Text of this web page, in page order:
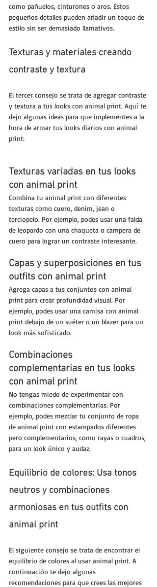
como pañuelos, cinturones o aros. Estos
pequeños detalles pueden añadir un toque de
estilo sin ser demasiado llamativos.
Texturas y materiales creando
contraste y textura
El tercer consejo se trata de agregar contraste
y textura a tus looks con animal print. Aquí te
dejo algunas ideas para que implementes a la
hora de armar tus looks diarios con animal
print:
Texturas variadas en tus looks
con animal print
Combina tu animal print con diferentes
texturas como cuero, denim, jean o
terciopelo. Por ejemplo, podes usar una falda
de leopardo con una chaqueta o campera de
cuero para lograr un contraste interesante.
Capas y superposiciones en tus
outfits con animal print
Agrega capas a tus conjuntos con animal
print para crear profundidad visual. Por
ejemplo, podes usar una camisa con animal
print debajo de un suéter o un blazer para un
look más sofisticado.
Combinaciones
complementarias en tus looks
con animal print
No tengas miedo de experimentar con
combinaciones complementarias. Por
ejemplo, podes mezclar tu conjunto de ropa
de animal print con estampados diferentes
pero complementarios, como rayas o cuadros,
para un look único y audaz.
Equilibrio de colores: Usa tonos
neutros y combinaciones
armoniosas en tus outfits con
animal print
El siguiente consejo se trata de encontrar el
equilibrio de colores al usar animal print. A
continuación te dejo algunas
recomendaciones para que crees las mejores